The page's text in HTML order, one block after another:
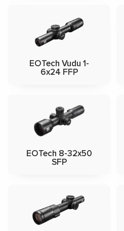
EOTech Vudu 1-
6x24 FFP
EOTech 8-32x50
SFP